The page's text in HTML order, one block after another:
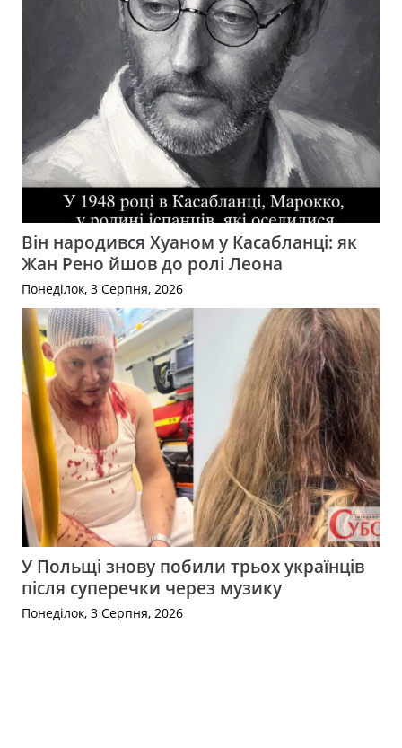
Він народився Хуаном у Касабланці: як
Жан Рено йшов до ролі Леона
Понеділок, 3 Серпня, 2026
У Польщі знову побили трьох українців
після суперечки через музику
Понеділок, 3 Серпня, 2026